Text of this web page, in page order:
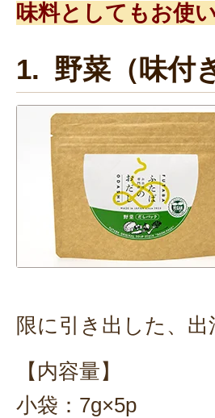
味料としてもお使
1. 野菜（味付
限に引き出した、出
【内容量】
小袋：7g×5p